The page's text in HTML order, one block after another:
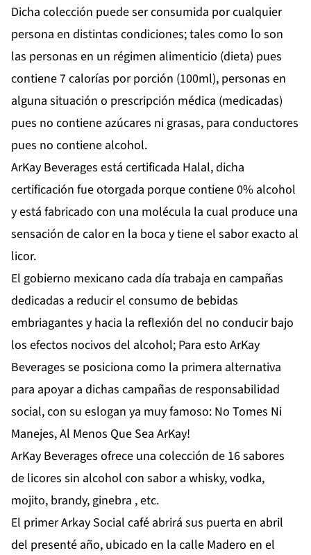
Dicha colección puede ser consumida por cualquier
persona en distintas condiciones; tales como lo son
las personas en un régimen alimenticio (dieta) pues
contiene 7 calorías por porción (100ml), personas en
alguna situación o prescripción médica (medicadas)
pues no contiene azúcares ni grasas, para conductores
pues no contiene alcohol.
ArKay Beverages está certificada Halal, dicha
certificación fue otorgada porque contiene 0% alcohol
y está fabricado con una molécula la cual produce una
sensación de calor en la boca y tiene el sabor exacto al
licor.
El gobierno mexicano cada día trabaja en campañas
dedicadas a reducir el consumo de bebidas
embriagantes y hacia la reflexión del no conducir bajo
los efectos nocivos del alcohol; Para esto ArKay
Beverages se posiciona como la primera alternativa
para apoyar a dichas campañas de responsabilidad
social, con su eslogan ya muy famoso: No Tomes Ni
Manejes, Al Menos Que Sea ArKay!
ArKay Beverages ofrece una colección de 16 sabores
de licores sin alcohol con sabor a whisky, vodka,
mojito, brandy, ginebra , etc.
El primer Arkay Social café abrirá sus puerta en abril
del presenté año, ubicado en la calle Madero en el